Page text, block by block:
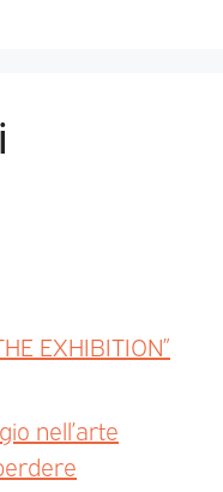
EXHIBITION”
nell’arte